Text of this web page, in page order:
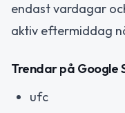
endast vardagar
aktiv eftermiddag
Trendar på Google
ufc